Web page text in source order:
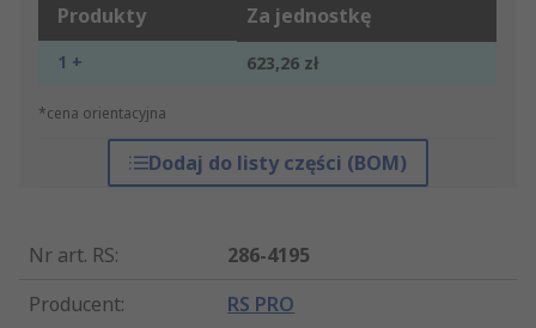
Produkty Za jednostkę
1 + 623,26 zł
*cena orientacyjna
Dodaj do listy części (BOM)
Nr art. RS:
286-4195
Producent: RS PRO